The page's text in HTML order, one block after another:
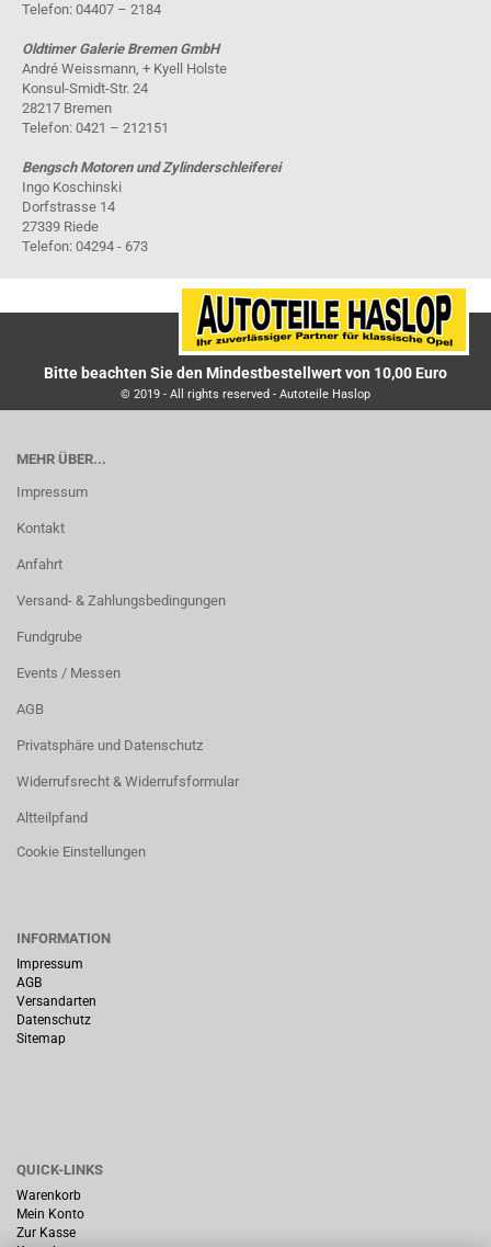
Telefon: 04407 – 2184
Oldtimer Galerie Bremen GmbH
André Weissmann, + Kyell Holste
Konsul-Smidt-Str. 24
28217 Bremen
Telefon: 0421 – 212151
Bengsch Motoren und Zylinderschleiferei
Ingo Koschinski
Dorfstrasse 14
27339 Riede
Telefon: 04294 - 673
Bitte beachten Sie den Mindestbestellwert von 10,00 Euro
© 2019 - All rights reserved - Autoteile Haslop
MEHR ÜBER...
Impressum
Kontakt
Anfahrt
Versand- & Zahlungsbedingungen
Fundgrube
Events / Messen
AGB
Privatsphäre und Datenschutz
Widerrufsrecht & Widerrufsformular
Altteilpfand
Cookie Einstellungen
INFORMATION
Impressum
AGB
Versandarten
Datenschutz
Sitemap
QUICK-LINKS
Warenkorb
Mein Konto
Zur Kasse